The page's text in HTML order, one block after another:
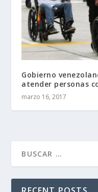
Gobierno
atender personas
marzo 16, 2017